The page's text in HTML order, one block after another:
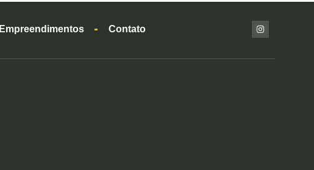
Empreendimentos Contato